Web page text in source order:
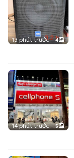
13 phút trước 4
14 phút trước 5